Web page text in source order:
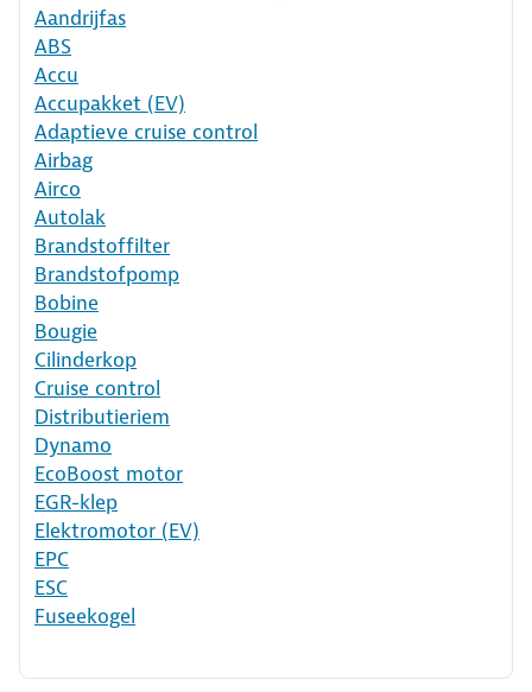
Aandrijfas
ABS
Accu
Accupakket (EV)
Adaptieve cruise control
Airbag
Airco
Autolak
Brandstoffilter
Brandstofpomp
Bobine
Bougie
Cilinderkop
Cruise control
Distributieriem
Dynamo
EcoBoost motor
EGR-klep
Elektromotor (EV)
EPC
ESC
Fuseekogel